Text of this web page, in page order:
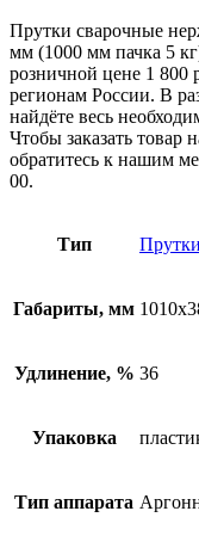
Прутки сварочные
мм (1000 мм пачка 5
розничной цене 1 800
регионам России. В
найдёте весь
Чтобы заказать товар
обратитесь к нашим
00.
Тип
Габариты, мм
Удлинение, % 36
Упаковка
Тип аппарата